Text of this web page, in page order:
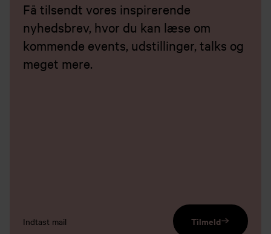
Få tilsendt vores inspirerende
nyhedsbrev, hvor du kan læse om
kommende events, udstillinger, talks og
meget mere.
email input Tilmeld